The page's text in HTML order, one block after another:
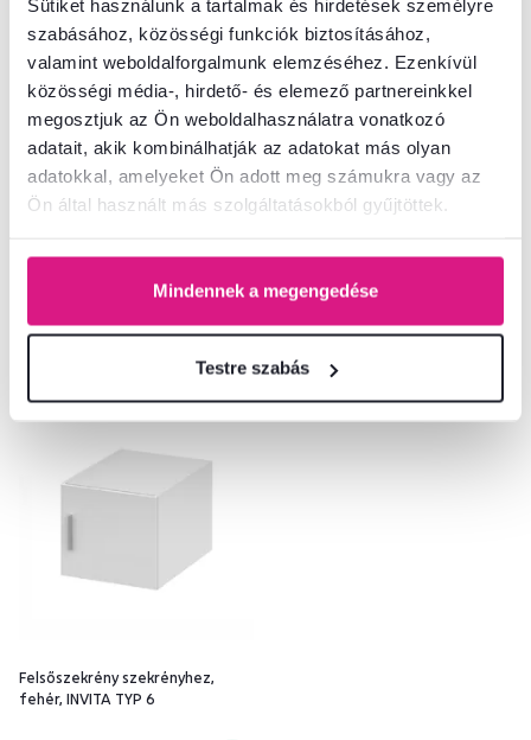
Sütiket használunk a tartalmak és hirdetések személyre
szabásához, közösségi funkciók biztosításához,
valamint weboldalforgalmunk elemzéséhez. Ezenkívül
közösségi média-, hirdető- és elemező partnereinkkel
megosztjuk az Ön weboldalhasználatra vonatkozó
adatait, akik kombinálhatják az adatokat más olyan
adatokkal, amelyeket Ön adott meg számukra vagy az
Ön által használt más szolgáltatásokból gyűjtöttek.
Mindennek a megengedése
Testre szabás
Sarokszekrény, fehér, INVITA typ
163 900 Ft
Felsőszekrény szekrényhez,
fehér, INVITA TYP 8
76 900 Ft
Felsőszekrény szekrényhez,
fehér, INVITA TYP 6